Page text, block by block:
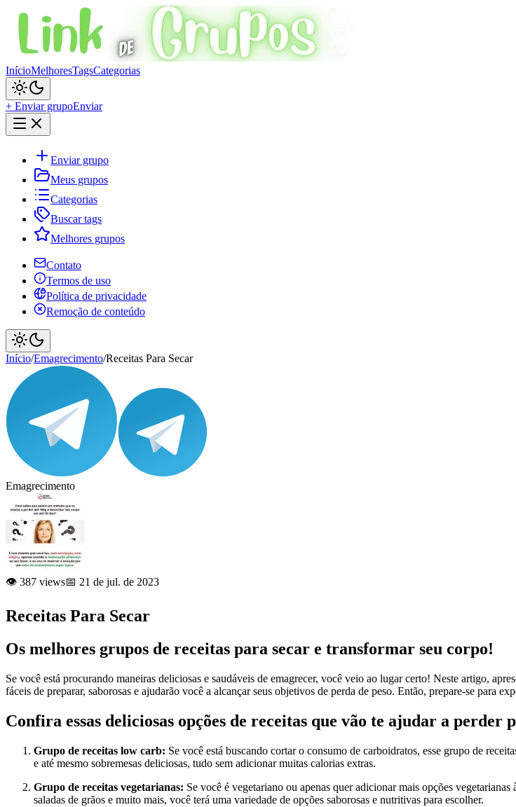
InícioMelhoresTagsCategorias
+ Enviar grupoEnviar
Enviar grupo
Meus grupos
Categorias
Buscar tags
Melhores grupos
Contato
Termos de uso
Política de privacidade
Remoção de conteúdo
Início/Emagrecimento/Receitas Para Secar
Emagrecimento
👁️ 387 views📅 21 de jul. de 2023
Receitas Para Secar
Os melhores grupos de receitas para secar e transformar seu corpo!
Se você está procurando maneiras deliciosas e saudáveis ​​de emagrecer, você veio ao lugar certo! Neste artigo,
fáceis de preparar, saborosas e ajudarão você a alcançar seus objetivos de perda de peso. Então, prepare-se para
Confira essas deliciosas opções de receitas que vão te ajudar a perder
Grupo de receitas low carb: Se você está buscando cortar o consumo de carboidratos, esse grupo de
e até mesmo sobremesas deliciosas, tudo sem adicionar muitas calorias extras.
Grupo de receitas vegetarianas: Se você é vegetariano ou apenas quer adicionar mais opções
saladas de grãos e muito mais, você terá uma variedade de opções saborosas e nutritivas para escolher.